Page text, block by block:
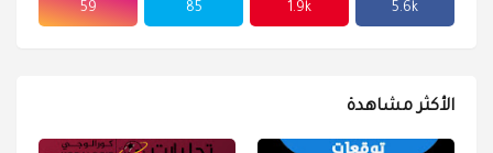
5.6k
1.9k
85
59
الأكثر مشاهدة